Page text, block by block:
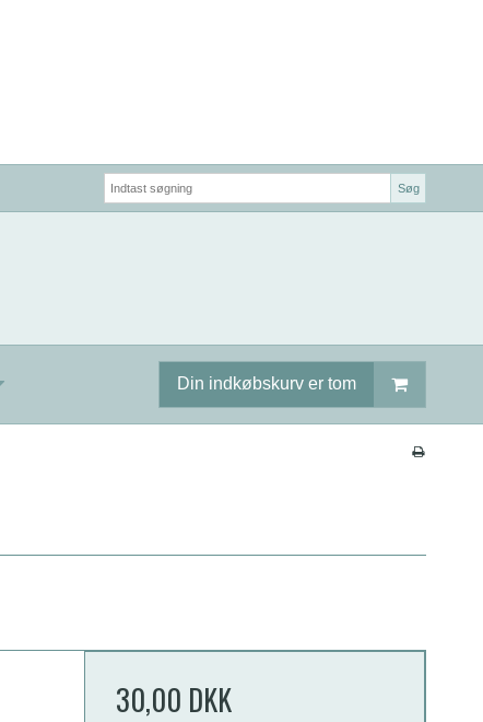
Søg
Din indkøbskurv er tom
30,00 DKK